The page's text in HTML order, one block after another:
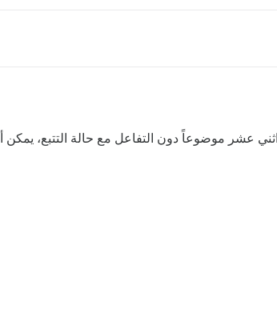
عشر موضوعاً دون التفاعل مع حالة التتبع،